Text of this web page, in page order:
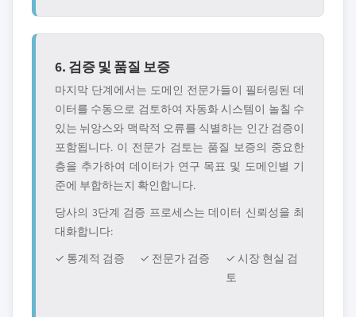
6. 검증 및 품질 보증
마지막 단계에서는 도메인 전문가들이 필터링된 데
이터를 수동으로 검토하여 자동화 시스템이 놀칠 수
있는 뉘앙스와 맥락적 오류를 식별하는 인간 검증이
포함됩니다. 이 전문가 검토는 품질 보증의 중요한
층을 추가하여 데이터가 연구 목표 및 도메인별 기
준에 부합하는지 확인합니다.
당사의 3단계 검증 프로세스는 데이터 신뢰성을 최
대화합니다:
✓ 통계적 검증
✓ 전문가 검증
✓ 시장 현실 검
토